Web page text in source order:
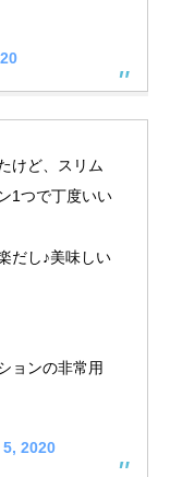
けど、スリム
1つで丁度いい
だし♪美味しい
ョンの非常用
5, 2020